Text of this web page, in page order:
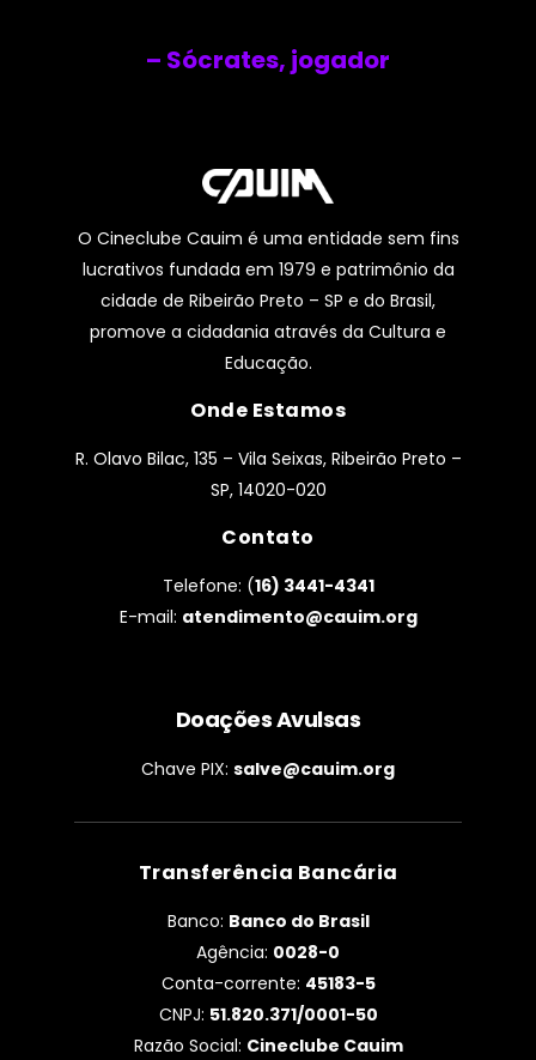
– Sócrates, jogador
O Cineclube Cauim é uma entidade sem fins
lucrativos fundada em 1979 e patrimônio da
cidade de Ribeirão Preto – SP e do Brasil,
promove a cidadania através da Cultura e
Educação.
Onde Estamos
R. Olavo Bilac, 135 – Vila Seixas, Ribeirão Preto –
SP, 14020-020
Contato
Telefone: (16) 3441-4341
E-mail: atendimento@cauim.org
Doações Avulsas
Chave PIX: salve@cauim.org
Transferência Bancária
Banco: Banco do Brasil
Agência: 0028-0
Conta-corrente: 45183-5
CNPJ: 51.820.371/0001-50
Razão Social: Cineclube Cauim